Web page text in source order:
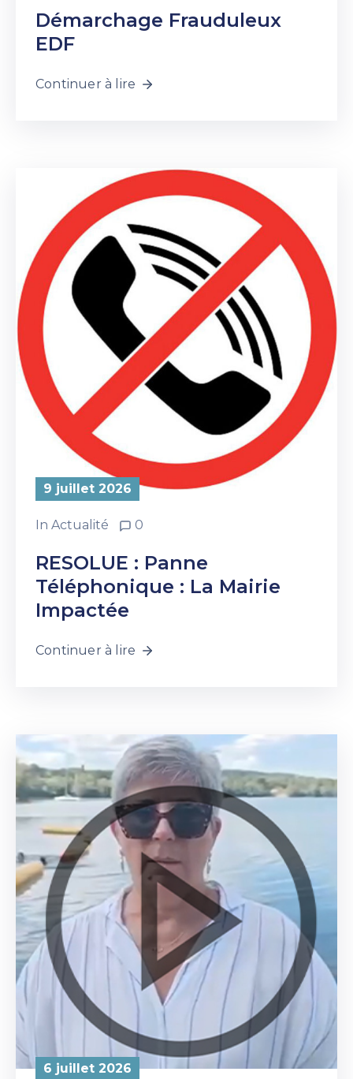
Démarchage Frauduleux
EDF
Continuer à lire
9 juillet 2026
In Actualité 0
RESOLUE : Panne
Téléphonique : La Mairie
Impactée
Continuer à lire
6 juillet 2026